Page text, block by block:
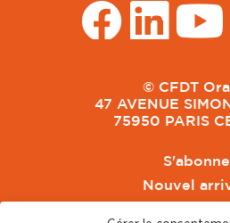
© CFDT
47 AVENUE
75950 PARIS
Nouvel